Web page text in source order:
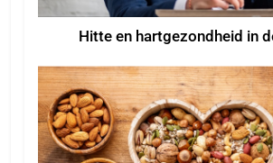
Hitte en hartgezondheid in